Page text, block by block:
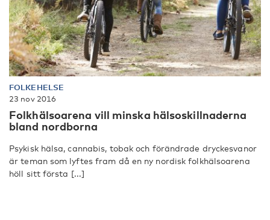
FOLKEHELSE
23 nov 2016
Folkhälsoarena vill minska hälsoskillnaderna
bland nordborna
Psykisk hälsa, cannabis, tobak och förändrade dryckesvanor
är teman som lyftes fram då en ny nordisk folkhälsoarena
höll sitt första [...]